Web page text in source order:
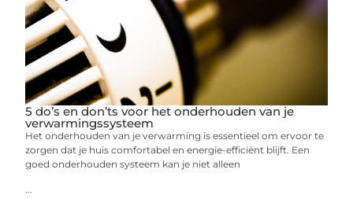
5 do’s en don’ts voor het onderhouden van je
verwarmingssysteem
Het onderhouden van je verwarming is essentieel om ervoor te
zorgen dat je huis comfortabel en energie-efficiënt blijft. Een
goed onderhouden systeem kan je niet alleen